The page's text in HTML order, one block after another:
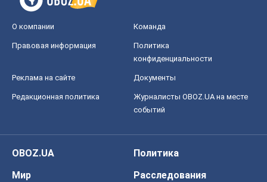
О компании Команда
Правовая информация
Политика
конфиденциальности
Реклама на сайте Документы
Редакционная политика
Журналисты OBOZ.UA на месте
событий
OBOZ.UA
Политика
Мир
Расследования